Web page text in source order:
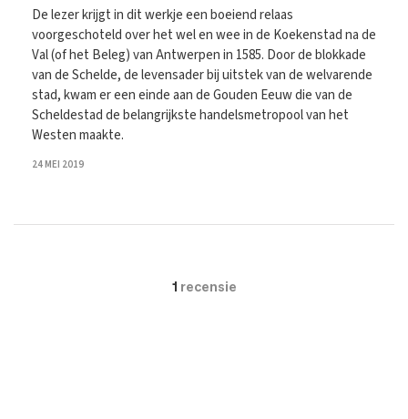
De lezer krijgt in dit werkje een boeiend relaas
voorgeschoteld over het wel en wee in de Koekenstad na de
Val (of het Beleg) van Antwerpen in 1585. Door de blokkade
van de Schelde, de levensader bij uitstek van de welvarende
stad, kwam er een einde aan de Gouden Eeuw die van de
Scheldestad de belangrijkste handelsmetropool van het
Westen maakte.
24 MEI 2019
1 recensie